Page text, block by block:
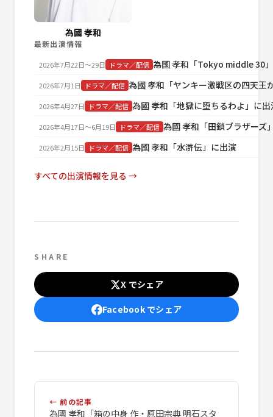
為國 孝和
最新出演情報
2026年7月22日〜29日 ドラマ／配信 為國 孝和「Tokyo middle 30
2026年7月1日 ドラマ／配信 為國 孝和「ヤンキー激戦区の四天王
2026年4月27日 ドラマ／配信 為國 孝和「地獄に堕ちるわよ」に出
2026年4月17日〜6月19日 ドラマ／配信 為國 孝和「田鎖ブラザーズ
2026年2月15日 ドラマ／配信 為國 孝和「水滸伝」に出演
すべての出演情報を見る →
SHARE
X でシェア
Facebook でシェア
← 前の記事
為國 孝和「箱の中身 作・原田宗典 明石スタ